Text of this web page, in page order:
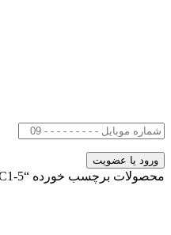
محصولات برچسب خورده “YMEC1-5”